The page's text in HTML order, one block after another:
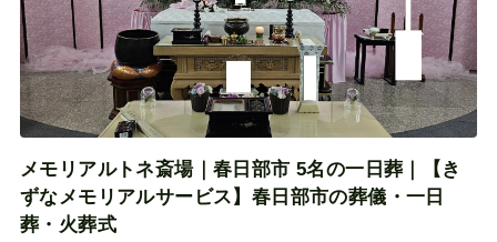
メモリアルトネ斎場｜春日部市 5名の一日葬｜【き
ずなメモリアルサービス】春日部市の葬儀・一日
葬・火葬式